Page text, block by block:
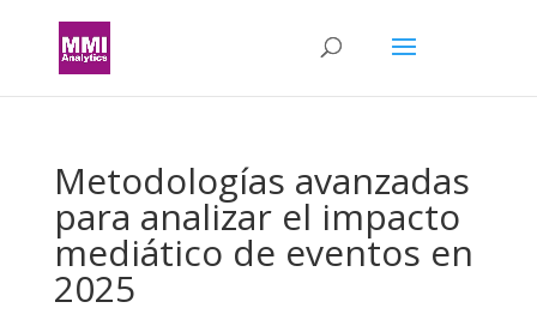
Metodologías avanzadas
para analizar el impacto
mediático de eventos en
2025